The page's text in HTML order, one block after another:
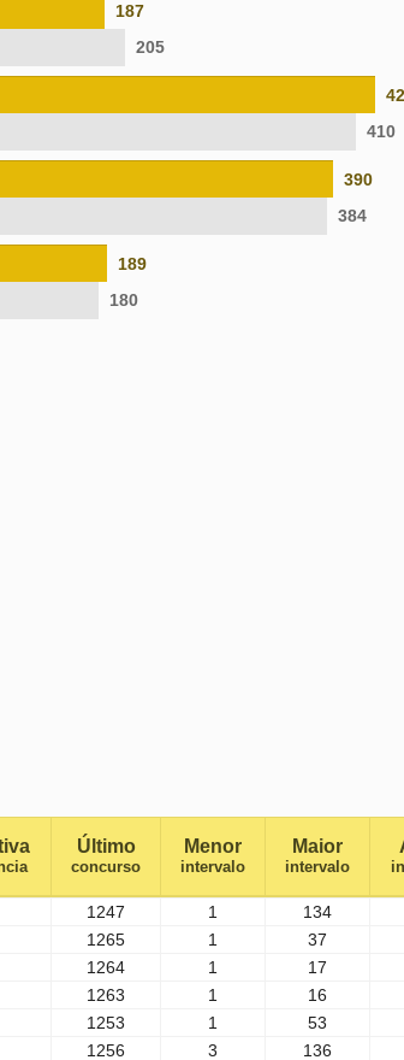
187
205
410
390
384
189
180
Último
concurso
Menor
intervalo
Maior
intervalo
1247 1
134
1265 1
37
1264 1
17
1263 1
16
1253 1
53
1256 3
136